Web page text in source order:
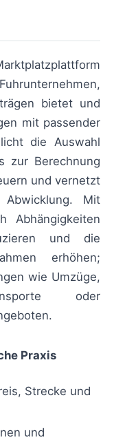
bietet und
mit passender
die Auswahl
zur Berechnung
und vernetzt
Mit
Abhängigkeiten
und die
erhöhen;
wie Umzüge,
oder
Praxis
Strecke und
und